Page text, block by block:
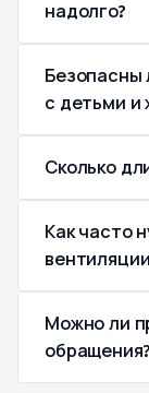
надолго?
Безопасны
с детьми и
Сколько
Как часто
Можно ли
обращения?